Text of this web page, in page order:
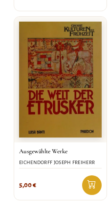
Ausgewählte Werke
EICHENDORFF JOSEPH FREIHERR
5,00€